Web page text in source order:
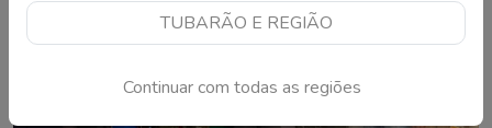
TUBARÃO E REGIÃO
Continuar com todas as regiões